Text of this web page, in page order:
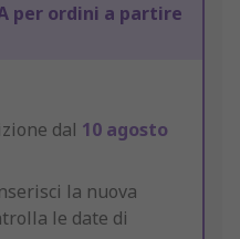
per ordini a partire
dal 10 agosto
la nuova
le date di